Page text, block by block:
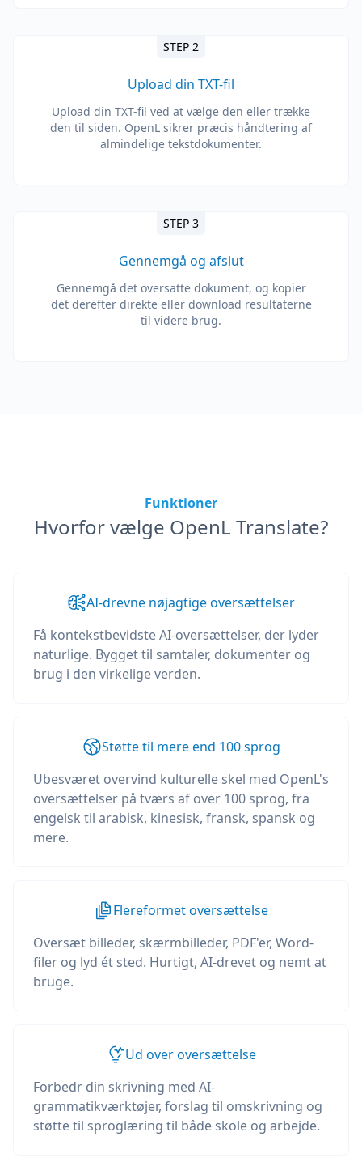
STEP 2
Upload din TXT-fil
Upload din TXT-fil ved at vælge den eller trække
den til siden. OpenL sikrer præcis håndtering af
almindelige tekstdokumenter.
STEP 3
Gennemgå og afslut
Gennemgå det oversatte dokument, og kopier
det derefter direkte eller download resultaterne
til videre brug.
Funktioner
Hvorfor vælge OpenL Translate?
AI-drevne nøjagtige oversættelser
Få kontekstbevidste AI-oversættelser, der lyder
naturlige. Bygget til samtaler, dokumenter og
brug i den virkelige verden.
Støtte til mere end 100 sprog
Ubesværet overvind kulturelle skel med OpenL's
oversættelser på tværs af over 100 sprog, fra
engelsk til arabisk, kinesisk, fransk, spansk og
mere.
Flereformet oversættelse
Oversæt billeder, skærmbilleder, PDF'er, Word-
filer og lyd ét sted. Hurtigt, AI-drevet og nemt at
bruge.
Ud over oversættelse
Forbedr din skrivning med AI-
grammatikværktøjer, forslag til omskrivning og
støtte til sproglæring til både skole og arbejde.